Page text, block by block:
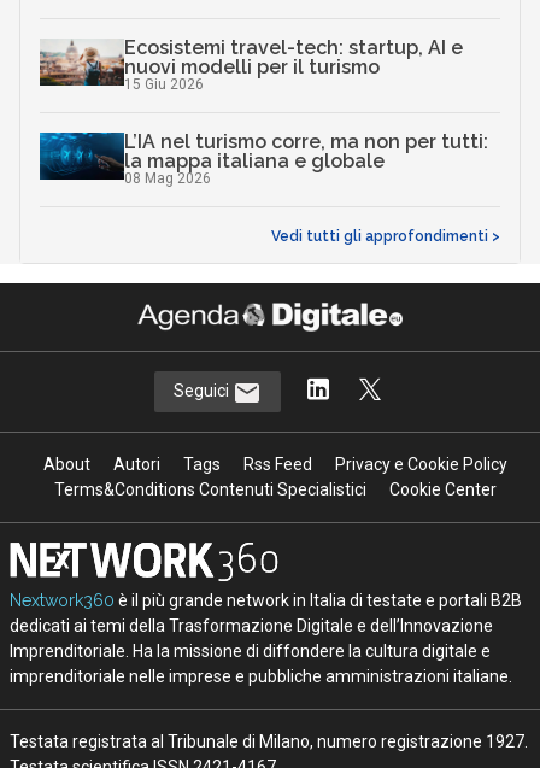
Ecosistemi travel-tech: startup, AI e
nuovi modelli per il turismo
15 Giu 2026
L’IA nel turismo corre, ma non per tutti:
la mappa italiana e globale
08 Mag 2026
Vedi tutti gli approfondimenti >
Seguici
About Autori Tags Rss Feed
Privacy e Cookie Policy
Terms&Conditions Contenuti Specialistici
Cookie Center
Nextwork360 è il più grande network in Italia di testate e portali B2B
dedicati ai temi della Trasformazione Digitale e dell’Innovazione
Imprenditoriale. Ha la missione di diffondere la cultura digitale e
imprenditoriale nelle imprese e pubbliche amministrazioni italiane.
Testata registrata al Tribunale di Milano, numero registrazione 1927.